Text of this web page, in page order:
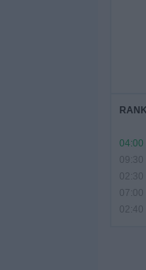
04:00
09:30
02:30
07:00
02:40